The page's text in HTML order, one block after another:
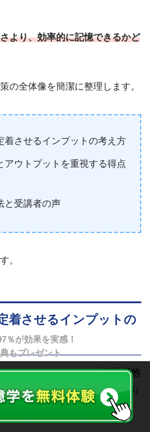
より、効率的に記憶できるかど
の全体像を簡潔に整理します。
着させるインプットの考え方
アウトプットを重視する得点
と受講者の声
。
着させるインプットの
覚えるのではなく、科目横断的
が、定着を図るための軸となり
％が効果を実感！
もプレゼント